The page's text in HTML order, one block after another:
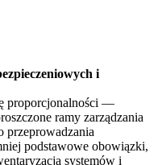
i
proporcjonalności —
ramy zarządzania
przeprowadzania
podstawowe obowiązki,
systemów i